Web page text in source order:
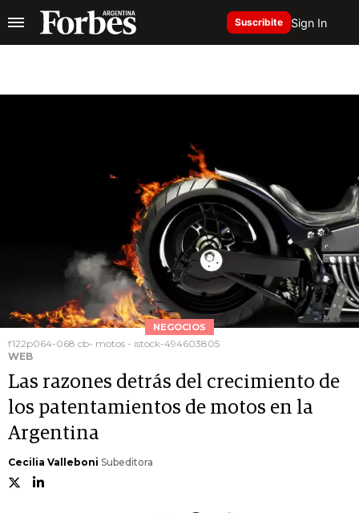
Suscribite Sign In
NEGOCIOS
f122p064-068 cb- motos - istock-494603805
WEB
Las razones detrás del crecimiento de
los patentamientos de motos en la
Argentina
Cecilia Valleboni Subeditora